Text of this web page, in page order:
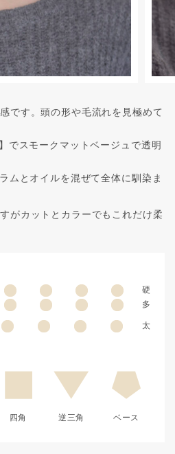
です。頭の形や毛流れを見極めて
でスモークマットベージュで透明
ムとオイルを混ぜて全体に馴染ま
がカットとカラーでもこれだけ柔
硬
多
太
四角 逆三角 ベース